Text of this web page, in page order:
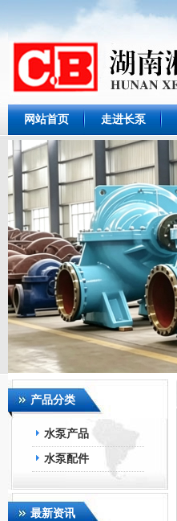
网站首页 走进长泵
产品分类
水泵产品
水泵配件
最新资讯